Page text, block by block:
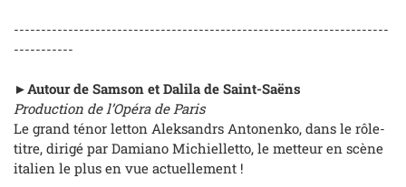
---------------------------------------------------------------------
-----------
►Autour de Samson et Dalila de Saint-Saëns
Production de l’Opéra de Paris
Le grand ténor letton Aleksandrs Antonenko, dans le rôle-
titre, dirigé par Damiano Michielletto, le metteur en scène
italien le plus en vue actuellement !